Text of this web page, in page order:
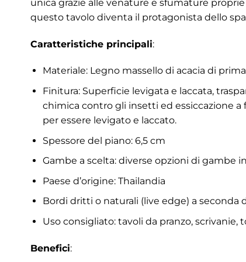
unica grazie alle venature e sfumature
questo tavolo diventa il protagonista dello
Caratteristiche principali:
Materiale: Legno massello di acacia di
Finitura: Superficie levigata e laccata,
chimica contro gli insetti ed essiccazione
per essere levigato e laccato.
Spessore del piano: 6,5 cm
Gambe a scelta: diverse opzioni di gambe
Paese d’origine: Thailandia
Bordi dritti o naturali (live edge) a seconda
Uso consigliato: tavoli da pranzo, scrivanie,
Benefici: